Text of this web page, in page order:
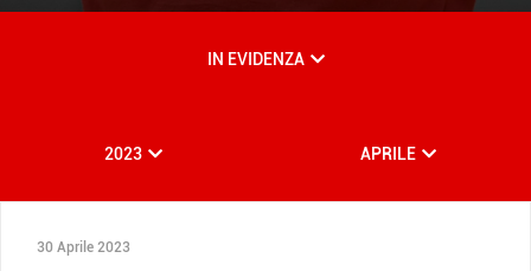
IN EVIDENZA
2023 APRILE
30 Aprile 2023